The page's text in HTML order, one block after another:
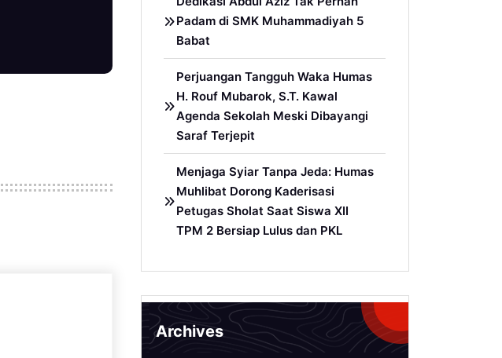
Padam di SMK Muhammadiyah 5
Babat
Perjuangan Tangguh Waka Humas
H. Rouf Mubarok, S.T. Kawal
Agenda Sekolah Meski Dibayangi
Saraf Terjepit
Menjaga Syiar Tanpa Jeda: Humas
Muhlibat Dorong Kaderisasi
Petugas Sholat Saat Siswa XII
TPM 2 Bersiap Lulus dan PKL
Archives